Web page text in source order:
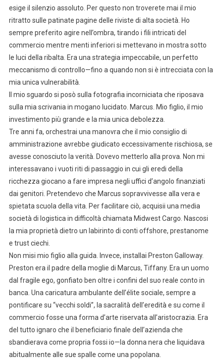
esige il silenzio assoluto. Per questo non troverete mai il mio
ritratto sulle patinate pagine delle riviste di alta società. Ho
sempre preferito agire nell’ombra, tirando i fili intricati del
commercio mentre menti inferiori si mettevano in mostra sotto
le luci della ribalta. Era una strategia impeccabile, un perfetto
meccanismo di controllo—fino a quando non si è intrecciata con la
mia unica vulnerabilità.
Il mio sguardo si posò sulla fotografia incorniciata che riposava
sulla mia scrivania in mogano lucidato. Marcus. Mio figlio, il mio
investimento più grande e la mia unica debolezza.
Tre anni fa, orchestrai una manovra che il mio consiglio di
amministrazione avrebbe giudicato eccessivamente rischiosa, se
avesse conosciuto la verità. Dovevo metterlo alla prova. Non mi
interessavano i vuoti riti di passaggio in cui gli eredi della
ricchezza giocano a fare impresa negli uffici d’angolo finanziati
dai genitori. Pretendevo che Marcus sopravvivesse alla vera e
spietata scuola della vita. Per facilitare ciò, acquisii una media
società di logistica in difficoltà chiamata Midwest Cargo. Nascosi
la mia proprietà dietro un labirinto di conti offshore, prestanome
e trust ciechi.
Non misi mio figlio alla guida. Invece, installai Preston Galloway.
Preston era il padre della moglie di Marcus, Tiffany. Era un uomo
dal fragile ego, gonfiato ben oltre i confini del suo reale conto in
banca. Una caricatura ambulante dell’élite sociale, sempre a
pontificare su “vecchi soldi”, la sacralità dell’eredità e su come il
commercio fosse una forma d’arte riservata all’aristocrazia. Era
del tutto ignaro che il beneficiario finale dell’azienda che
sbandierava come propria fossi io—la donna nera che liquidava
abitualmente alle sue spalle come una popolana.